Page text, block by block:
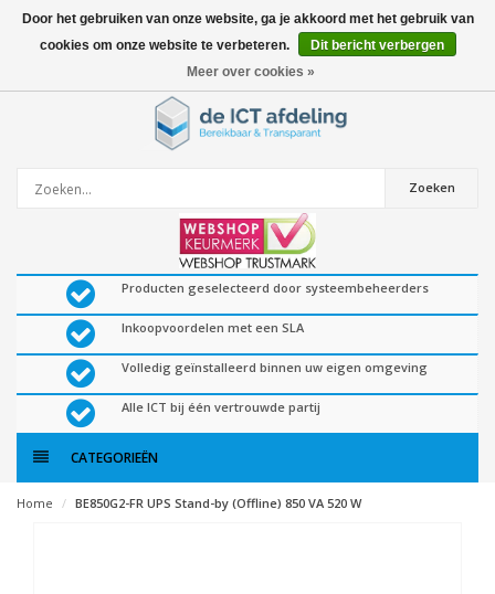
0artikelen
Zoeken
Producten geselecteerd door systeembeheerders
Inkoopvoordelen met een SLA
Volledig geïnstalleerd binnen uw eigen omgeving
Alle ICT bij één vertrouwde partij
CATEGORIEËN
Home BE850G2-FR UPS Stand-by (Offline) 850 VA 520 W
Door het gebruiken van onze website, ga je akkoord met het gebruik van
cookies om onze website te verbeteren.
Dit bericht verbergen
Meer over cookies »